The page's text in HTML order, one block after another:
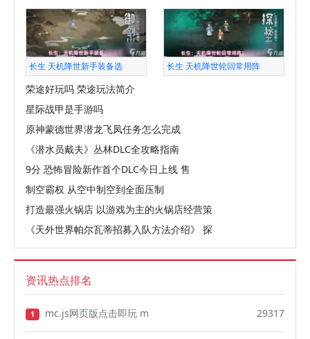
长生 天机降世新手装备选 长生 天机降世轮回常用阵
荣途好玩吗 荣途玩法简介
星际战甲是手游吗
原神蒙德世界潜龙飞凤任务怎么完成
《潜水员戴夫》丛林DLC全攻略指南
9分 恐怖冒险新作首个DLC今日上线 售
制空霸权 从空中制空到全面压制
打造最强火锅店 以游戏为主的火锅店经营策
《天外世界帕尔瓦蒂招募入队方法介绍》 探
资讯热点排名
1 mc.js网页版点击即玩 m 29317